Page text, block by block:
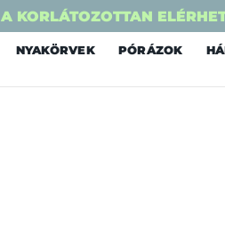
A KORLÁTOZOTTAN
NYAKÖRVEK PÓRÁZOK